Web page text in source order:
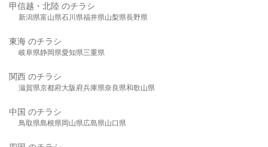
甲信越・北陸 のチラシ
新潟県富山県石川県福井県山梨県長野県
東海 のチラシ
岐阜県静岡県愛知県三重県
関西 のチラシ
滋賀県京都府大阪府兵庫県奈良県和歌山県
中国 のチラシ
鳥取県島根県岡山県広島県山口県